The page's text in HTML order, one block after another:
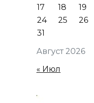
Август 2026
17
18 19
24
25 26
31
« Июл